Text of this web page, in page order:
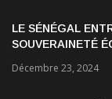
LE SÉNÉGAL
SOUVERAINETÉ
Décembre 23, 2024